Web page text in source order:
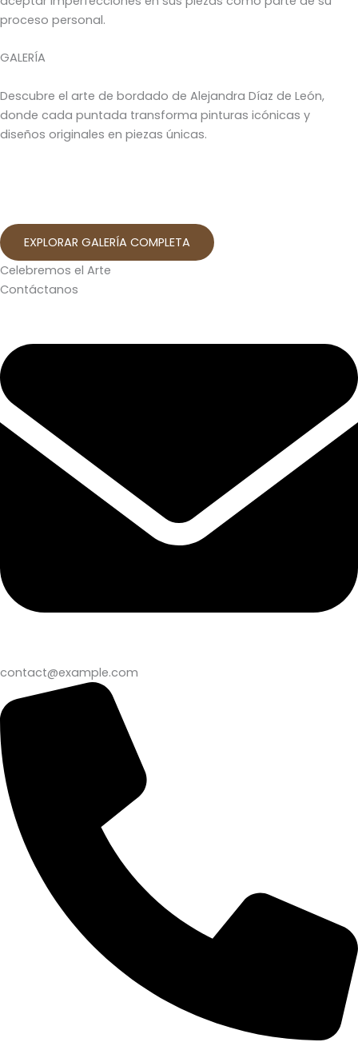
proceso personal.
GALERÍA
Descubre el arte de bordado de Alejandra Díaz de León,
donde cada puntada transforma pinturas icónicas y
diseños originales en piezas únicas.
EXPLORAR GALERÍA COMPLETA
Celebremos el Arte
Contáctanos
contact@example.com